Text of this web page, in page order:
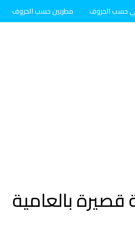
حسب الحروف مطربين حسب الحروف
بالعامية